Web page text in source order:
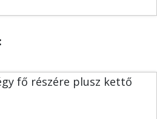
fő részére plusz kettő